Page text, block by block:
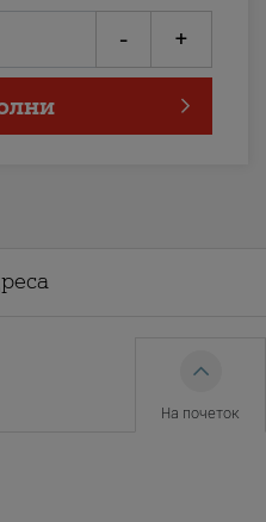
- +
На почеток